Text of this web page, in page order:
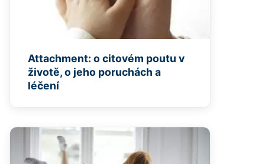
Attachment: o citovém poutu v
životě, o jeho poruchách a
léčení